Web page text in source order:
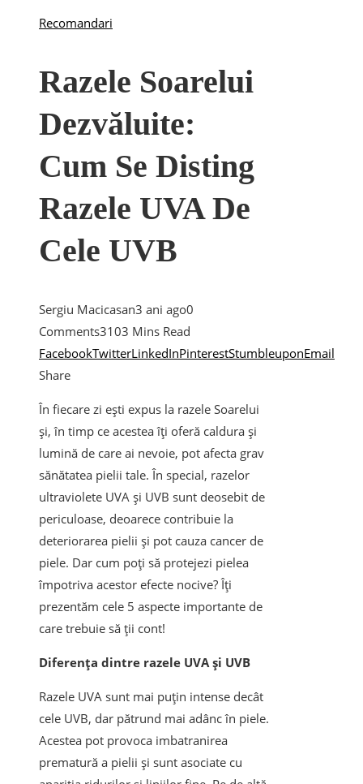
Recomandari
Razele Soarelui
Dezvăluite:
Cum Se Disting
Razele UVA De
Cele UVB
Sergiu Macicasan3 ani ago0
Comments3103 Mins Read
FacebookTwitterLinkedInPinterestStumbleuponEmail
Share
În fiecare zi ești expus la razele Soarelui
și, în timp ce acestea îți oferă caldura și
lumină de care ai nevoie, pot afecta grav
sănătatea pielii tale. În special, razelor
ultraviolete UVA și UVB sunt deosebit de
periculoase, deoarece contribuie la
deteriorarea pielii și pot cauza cancer de
piele. Dar cum poți să protejezi pielea
împotriva acestor efecte nocive? Îți
prezentăm cele 5 aspecte importante de
care trebuie să ții cont!
Diferența dintre razele UVA și UVB
Razele UVA sunt mai puțin intense decât
cele UVB, dar pătrund mai adânc în piele.
Acestea pot provoca imbatranirea
prematură a pielii și sunt asociate cu